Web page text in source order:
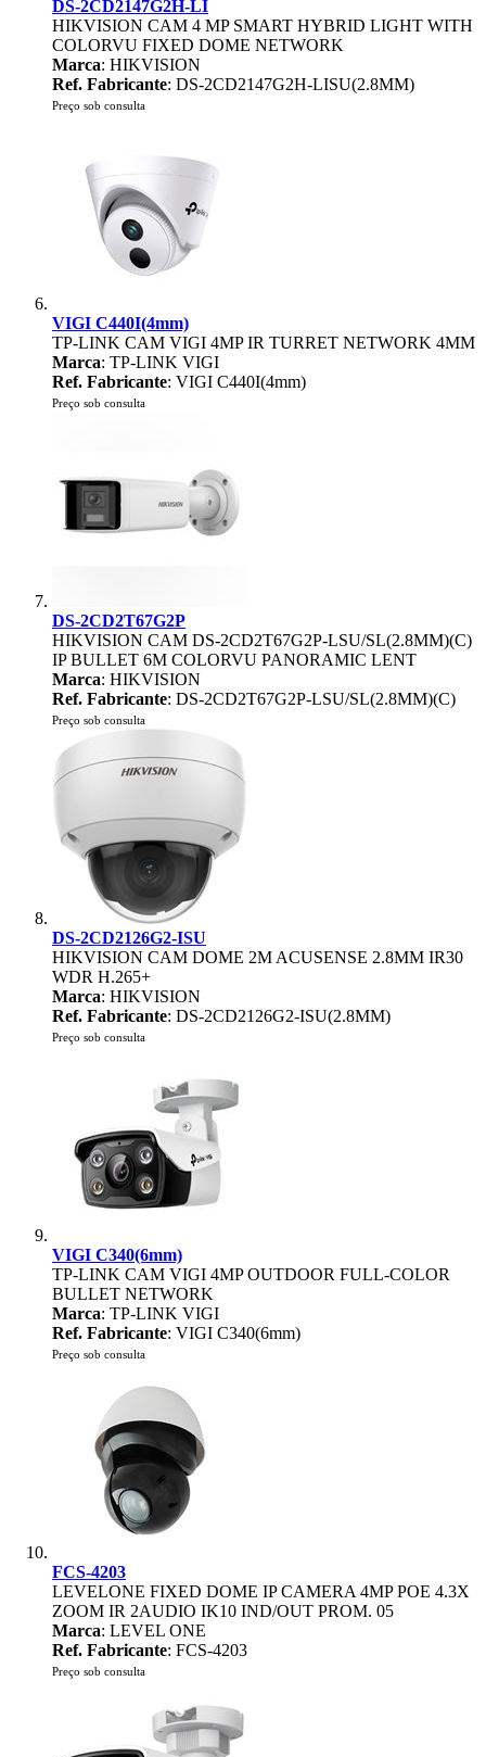
DS-2CD2147G2H-LI
HIKVISION CAM 4 MP SMART HYBRID LIGHT WITH
COLORVU FIXED DOME NETWORK
Marca: HIKVISION
Ref. Fabricante: DS-2CD2147G2H-LISU(2.8MM)
Preço sob consulta
VIGI C440I(4mm)
TP-LINK CAM VIGI 4MP IR TURRET NETWORK 4MM
Marca: TP-LINK VIGI
Ref. Fabricante: VIGI C440I(4mm)
Preço sob consulta
DS-2CD2T67G2P
HIKVISION CAM DS-2CD2T67G2P-LSU/SL(2.8MM)(C)
IP BULLET 6M COLORVU PANORAMIC LENT
Marca: HIKVISION
Ref. Fabricante: DS-2CD2T67G2P-LSU/SL(2.8MM)(C)
Preço sob consulta
DS-2CD2126G2-ISU
HIKVISION CAM DOME 2M ACUSENSE 2.8MM IR30
WDR H.265+
Marca: HIKVISION
Ref. Fabricante: DS-2CD2126G2-ISU(2.8MM)
Preço sob consulta
VIGI C340(6mm)
TP-LINK CAM VIGI 4MP OUTDOOR FULL-COLOR
BULLET NETWORK
Marca: TP-LINK VIGI
Ref. Fabricante: VIGI C340(6mm)
Preço sob consulta
FCS-4203
LEVELONE FIXED DOME IP CAMERA 4MP POE 4.3X
ZOOM IR 2AUDIO IK10 IND/OUT PROM. 05
Marca: LEVEL ONE
Ref. Fabricante: FCS-4203
Preço sob consulta